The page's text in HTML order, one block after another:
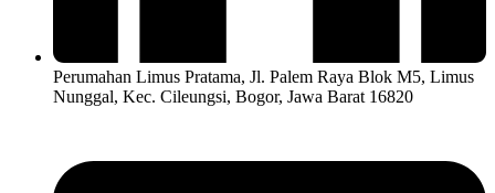
Perumahan Limus Pratama, Jl. Palem Raya Blok M5, Limus
Nunggal, Kec. Cileungsi, Bogor, Jawa Barat 16820